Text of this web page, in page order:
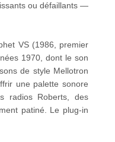
ou défaillants —
VS (1986, premier
1970, dont le son
de style Mellotron
une palette sonore
radios Roberts, des
patiné. Le plug-in